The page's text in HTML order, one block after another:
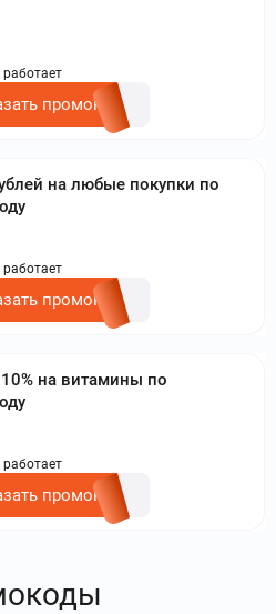
промокод
на любые покупки по
промокод
на витамины по
промокод